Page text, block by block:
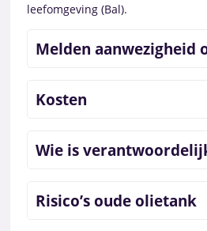
leefomgeving (Bal).
Melden aanwezigheid
Kosten
Wie is
Risico’s oude olietank